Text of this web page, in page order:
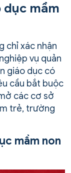
dục mầm
chỉ xác nhận
vụ quản
giáo dục có
cầu bắt buộc
các cơ sở
trẻ, trường
mầm non